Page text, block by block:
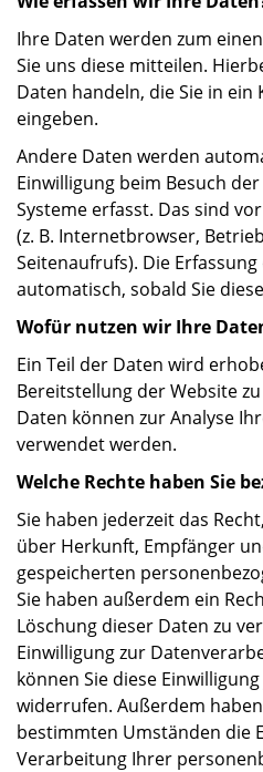
Ihre Daten werden zum
Sie uns diese mitteilen.
Daten handeln, die Sie in
eingeben.
Andere Daten werden
Einwilligung beim Besuch
Systeme erfasst. Das sind
(z. B. Internetbrowser,
Seitenaufrufs). Die
automatisch, sobald Sie
Wofür nutzen wir Ihre
Ein Teil der Daten wird
Bereitstellung der Website
Daten können zur Analyse
verwendet werden.
Welche Rechte haben Sie
Sie haben jederzeit das
über Herkunft, Empfänger
gespeicherten
Sie haben außerdem ein
Löschung dieser Daten zu
Einwilligung zur
können Sie diese
widerrufen. Außerdem
bestimmten Umständen die
Verarbeitung Ihrer